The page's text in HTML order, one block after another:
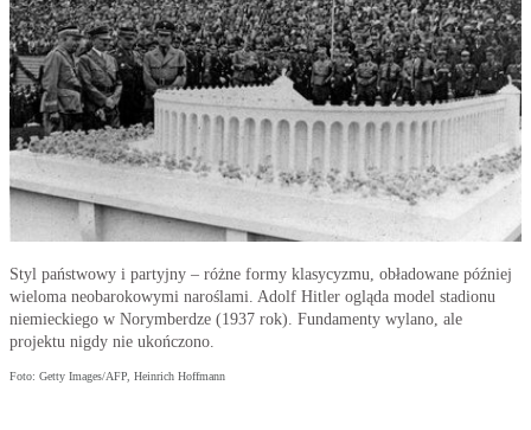
Styl państwowy i partyjny – różne formy klasycyzmu, obładowane później
wieloma neobarokowymi naroślami. Adolf Hitler ogląda model stadionu
niemieckiego w Norymberdze (1937 rok). Fundamenty wylano, ale
projektu nigdy nie ukończono.
Foto: Getty Images/AFP, Heinrich Hoffmann